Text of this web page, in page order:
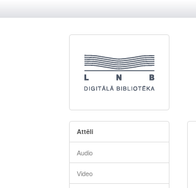
Attēli
Audio
Video